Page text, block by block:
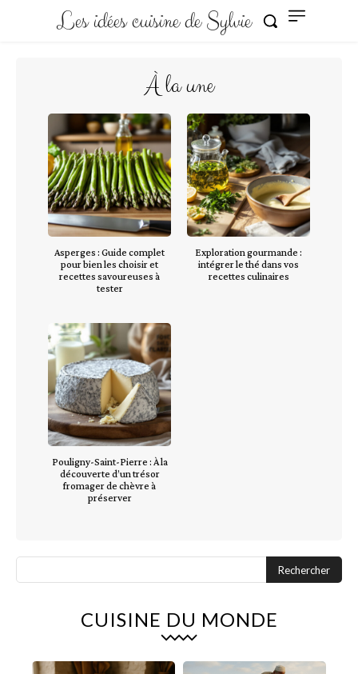
Les idées cuisine de Sylvie
À la une
Asperges : Guide complet
pour bien les choisir et
recettes savoureuses à
tester
Exploration gourmande :
intégrer le thé dans vos
recettes culinaires
Pouligny-Saint-Pierre : À la
découverte d’un trésor
fromager de chèvre à
préserver
Rechercher
CUISINE DU MONDE